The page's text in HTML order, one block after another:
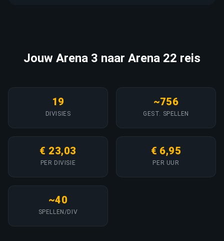
Jouw Arena 3 naar Arena 22 reis
19
DIVISIES
~756
GEST. SPELLEN
€ 23,03
PER DIVISIE
€ 6,95
PER UUR
~40
SPELLEN/DIV